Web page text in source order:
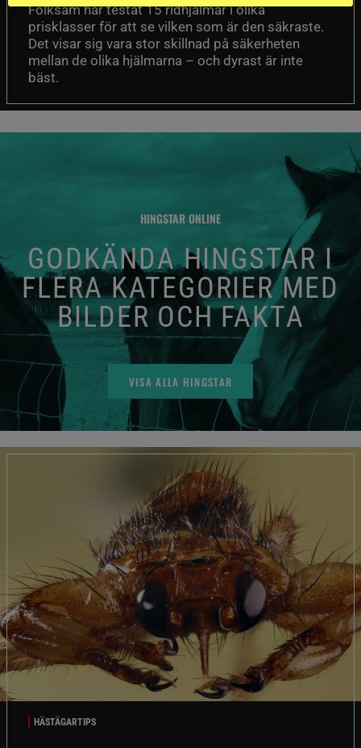
Folksam har testat 15 ridhjälmar i olika
prisklasser för att se vilken som är den säkraste.
Det visar sig vara stor skillnad på säkerheten
mellan de olika hjälmarna – och dyrast är inte
bäst.
HINGSTAR ONLINE
GODKÄNDA HINGSTAR I
FLERA KATEGORIER MED
BILDER OCH FAKTA
VISA ALLA HINGSTAR
HÄSTÄGARTIPS